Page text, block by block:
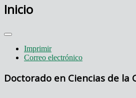
Inicio
Imprimir
Correo electrónico
Doctorado en Ciencias de la